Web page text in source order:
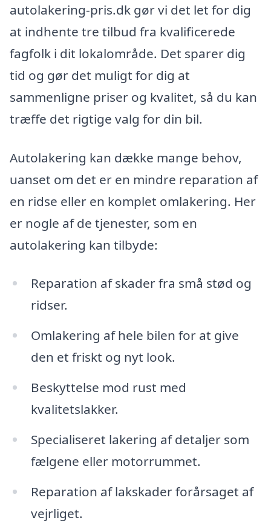
autolakering-pris.dk gør vi det let for dig
at indhente tre tilbud fra kvalificerede
fagfolk i dit lokalområde. Det sparer dig
tid og gør det muligt for dig at
sammenligne priser og kvalitet, så du kan
træffe det rigtige valg for din bil.
Autolakering kan dække mange behov,
uanset om det er en mindre reparation af
en ridse eller en komplet omlakering. Her
er nogle af de tjenester, som en
autolakering kan tilbyde:
Reparation af skader fra små stød og
ridser.
Omlakering af hele bilen for at give
den et friskt og nyt look.
Beskyttelse mod rust med
kvalitetslakker.
Specialiseret lakering af detaljer som
fælgene eller motorrummet.
Reparation af lakskader forårsaget af
vejrliget.